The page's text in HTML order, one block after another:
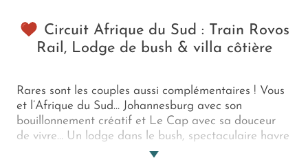
Circuit Afrique du Sud : Train Rovos
Rail, Lodge de bush & villa côtière
Rares sont les couples aussi complémentaires ! Vous
et l’Afrique du Sud… Johannesburg avec son
bouillonnement créatif et Le Cap avec sa douceur
de vivre… Un lodge dans le bush, spectaculaire havre
de paix pour un safari palpitant dans le Kruger, et